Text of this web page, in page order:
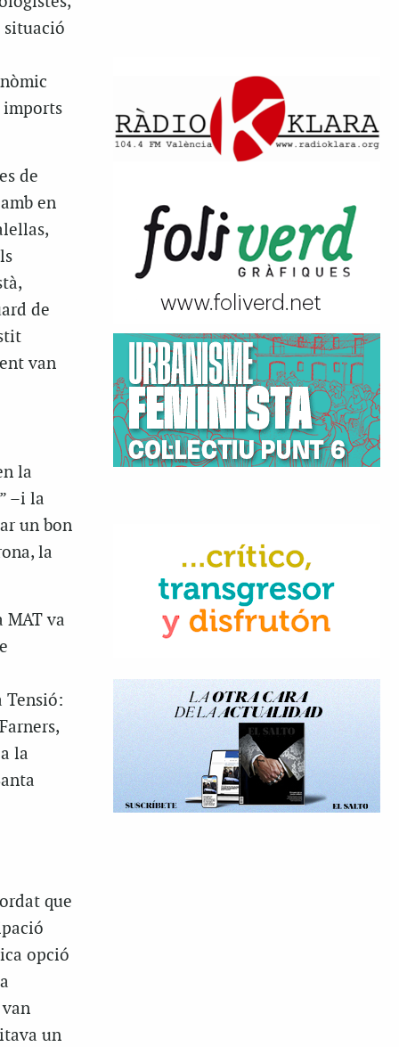
situació
imports
de
en
de
van
la
–i la
un bon
la
MAT va
Tensió:
la
que
opció
un